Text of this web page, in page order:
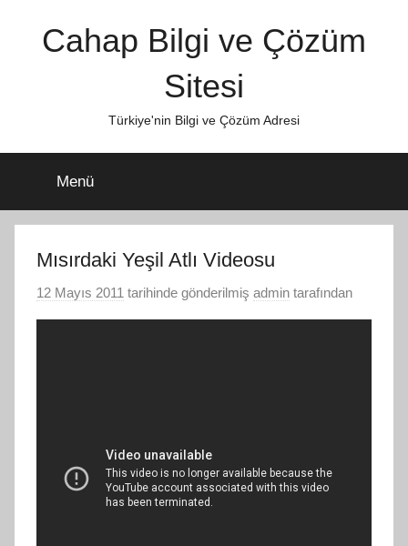
Cahap Bilgi ve Çözüm
Sitesi
Türkiye'nin Bilgi ve Çözüm Adresi
Menü
Mısırdaki Yeşil Atlı Videosu
12 Mayıs 2011 tarihinde gönderilmiş admin tarafından